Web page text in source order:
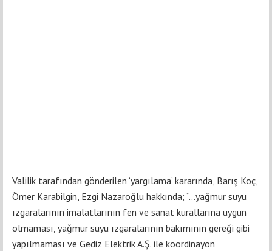
Valilik tarafından gönderilen ‘yargılama’ kararında, Barış Koç,
Ömer Karabilgin, Ezgi Nazaroğlu hakkında; “...yağmur suyu
ızgaralarının imalatlarının fen ve sanat kurallarına uygun
olmaması, yağmur suyu ızgaralarının bakımının gereği gibi
yapılmaması ve Gediz Elektrik A.Ş. ile koordinayon